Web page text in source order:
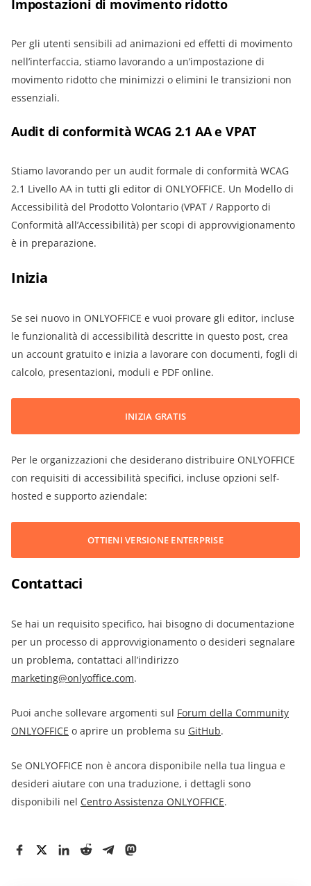
Impostazioni di movimento ridotto
Per gli utenti sensibili ad animazioni ed effetti di movimento
nell’interfaccia, stiamo lavorando a un’impostazione di
movimento ridotto che minimizzi o elimini le transizioni non
essenziali.
Audit di conformità WCAG 2.1 AA e VPAT
Stiamo lavorando per un audit formale di conformità WCAG
2.1 Livello AA in tutti gli editor di ONLYOFFICE. Un Modello di
Accessibilità del Prodotto Volontario (VPAT / Rapporto di
Conformità all’Accessibilità) per scopi di approvvigionamento
è in preparazione.
Inizia
Se sei nuovo in ONLYOFFICE e vuoi provare gli editor, incluse
le funzionalità di accessibilità descritte in questo post, crea
un account gratuito e inizia a lavorare con documenti, fogli di
calcolo, presentazioni, moduli e PDF online.
INIZIA GRATIS
Per le organizzazioni che desiderano distribuire ONLYOFFICE
con requisiti di accessibilità specifici, incluse opzioni self-
hosted e supporto aziendale:
OTTIENI VERSIONE ENTERPRISE
Contattaci
Se hai un requisito specifico, hai bisogno di documentazione
per un processo di approvvigionamento o desideri segnalare
un problema, contattaci all’indirizzo
marketing@onlyoffice.com.
Puoi anche sollevare argomenti sul Forum della Community
ONLYOFFICE o aprire un problema su GitHub.
Se ONLYOFFICE non è ancora disponibile nella tua lingua e
desideri aiutare con una traduzione, i dettagli sono
disponibili nel Centro Assistenza ONLYOFFICE.